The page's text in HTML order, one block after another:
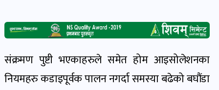
र
खेलाडी
संक्रमण पुष्टी भएकाहरुले समेत होम आइसोलेशनका
नियमहरु कडाइपूर्वक पालन नगर्दा समस्या बढेको बघौंडा